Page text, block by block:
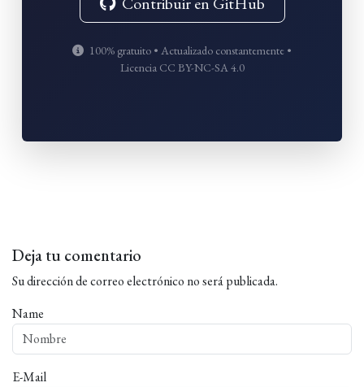
100% gratuito • Actualizado constantemente •
Licencia CC BY-NC-SA 4.0
Deja tu comentario
Su dirección de correo electrónico no será publicada.
Name
E-Mail